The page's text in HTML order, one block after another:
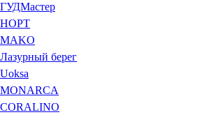
ГУДМастер
НОРТ
MAKO
Лазурный берег
Uoksa
MONARCA
CORALINO